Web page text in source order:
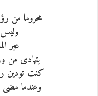
محروما من
عبر
يتهادى من
كنت تودين
وعندما مضى